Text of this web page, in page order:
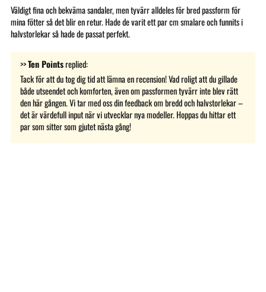
Väldigt fina och bekväma sandaler, men tyvärr alldeles för bred passform för
mina fötter så det blir en retur. Hade de varit ett par cm smalare och funnits i
halvstorlekar så hade de passat perfekt.
>>Ten Pointsreplied:
Tack för att du tog dig tid att lämna en recension! Vad roligt att du gillade
både utseendet och komforten, även om passformen tyvärr inte blev rätt
den här gången. Vi tar med oss din feedback om bredd och halvstorlekar –
det är värdefull input när vi utvecklar nya modeller. Hoppas du hittar ett
par som sitter som gjutet nästa gång!